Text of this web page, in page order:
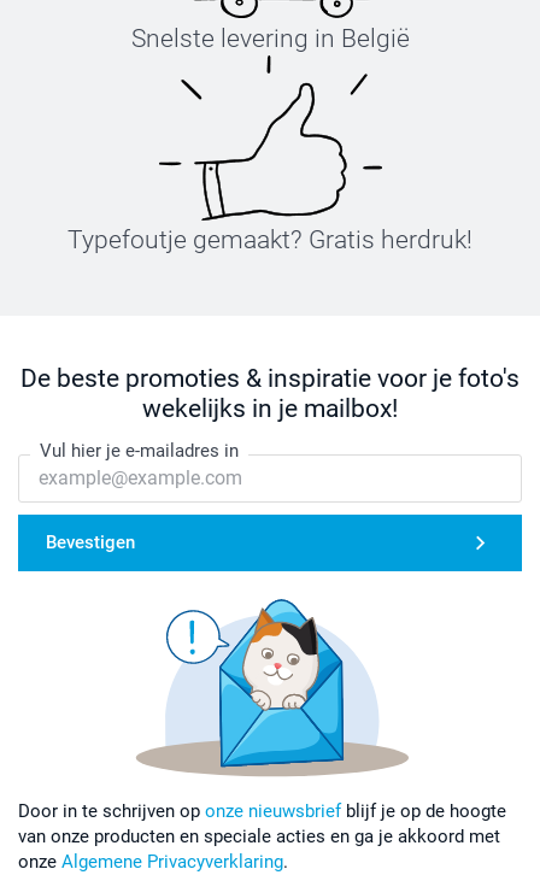
Snelste levering in België
Typefoutje gemaakt? Gratis herdruk!
De beste promoties & inspiratie voor je foto's
wekelijks in je mailbox!
Vul hier je e-mailadres in
Bevestigen
Door in te schrijven op onze nieuwsbriefblijf je op de hoogte
van onze producten en speciale acties en ga je akkoord met
onze Algemene Privacyverklaring.